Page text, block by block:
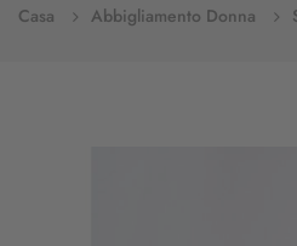
Casa Abbigliamento Donna